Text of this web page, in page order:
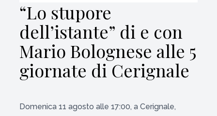
“Lo stupore
dell’istante” di e con
Mario Bolognese alle 5
giornate di Cerignale
Domenica 11 agosto alle 17:00, a Cerignale,